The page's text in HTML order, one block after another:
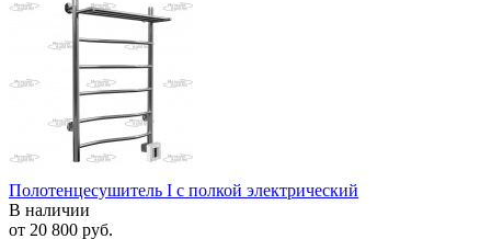
Полотенцесушитель I с полкой электрический
В наличии
от 20 800 руб.